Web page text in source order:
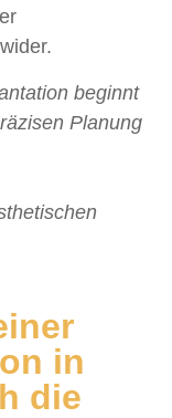
wider.
beginnt
Planung
in
die